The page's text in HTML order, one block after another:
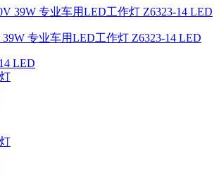
39W 专业车用LED工作灯 Z6323-14 LED
LED